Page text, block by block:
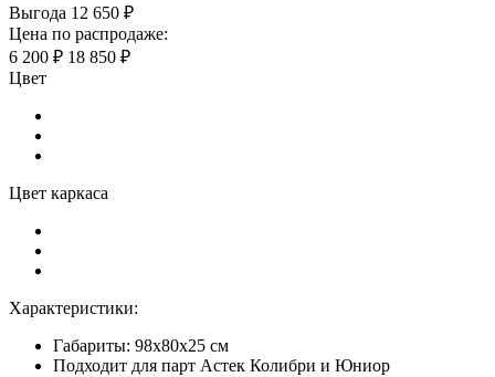
Выгода 12 650 ₽
Цена по распродаже:
6 200 ₽ 18 850 ₽
Цвет
Цвет каркаса
Характеристики:
Габариты: 98x80х25 см
Подходит для парт Астек Колибри и Юниор